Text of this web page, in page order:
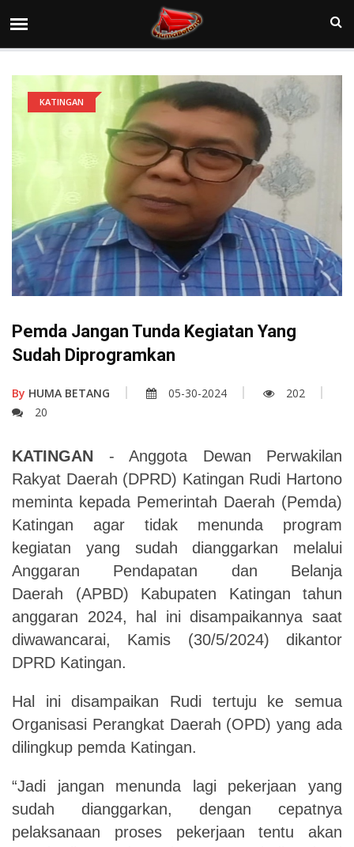
KATINGAN
Pemda Jangan Tunda Kegiatan Yang
Sudah Diprogramkan
By HUMA BETANG 05-30-2024
202
20
KATINGAN - Anggota Dewan Perwakilan
Rakyat Daerah (DPRD) Katingan Rudi Hartono
meminta kepada Pemerintah Daerah (Pemda)
Katingan agar tidak menunda program
kegiatan yang sudah dianggarkan melalui
Anggaran Pendapatan dan Belanja
Daerah (APBD) Kabupaten Katingan tahun
anggaran 2024, hal ini disampaikannya saat
diwawancarai, Kamis (30/5/2024) dikantor
DPRD Katingan.
Hal ini disampaikan Rudi tertuju ke semua
Organisasi Perangkat Daerah (OPD) yang ada
dilingkup pemda Katingan.
“Jadi jangan menunda lagi pekerjaan yang
sudah dianggarkan, dengan cepatnya
pelaksanaan proses pekerjaan tentu akan